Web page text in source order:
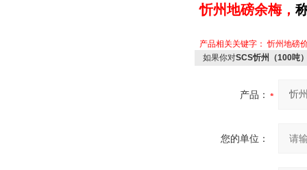
忻州地磅余梅，
产品相关关键字：忻州地磅
如果你对SCS忻州（100吨
产品：
您的单位：